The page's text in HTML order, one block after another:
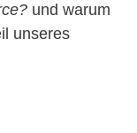
und warum
unseres